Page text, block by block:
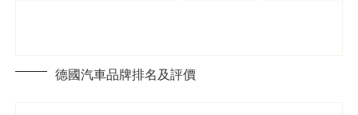
德國汽車品牌排名及評價